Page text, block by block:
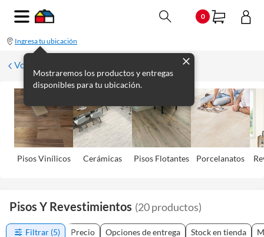
0
Ingresa tu ubicación
Mostraremos los productos y entregas
disponibles para tu ubicación.
Volver
Pisos Viní­licos Cerámicas Pisos Flotantes Porcelanatos
Pisos Y Revestimientos (20productos)
Filtrar (5) Precio Opciones de entrega Stock en tienda